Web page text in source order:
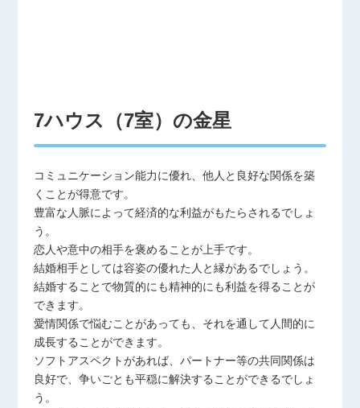
7ハウス（7室）の金星
コミュニケーション能力に優れ、他人と良好な関係を築
くことが得意です。
豊富な人脈によって経済的な利益がもたらされるでしょ
う。
恋人や意中の相手を褒めることが上手です。
結婚相手としては容姿の優れた人と縁があるでしょう。
結婚することで物質的にも精神的にも利益を得ることが
できます。
愛情関係で悩むことがあっても、それを通して人間的に
成長することができます。
ソフトアスペクトがあれば、パートナー等の共同関係は
良好で、争いごとも平穏に解決することができるでしょ
う。